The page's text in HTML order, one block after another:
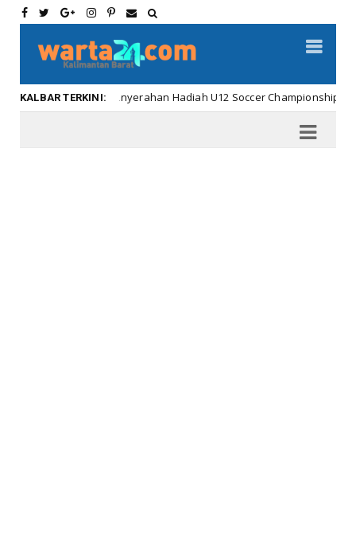
KALBAR TERKINI:
Meriahnya Penyerahan Hadiah U12 Soccer Championship ...